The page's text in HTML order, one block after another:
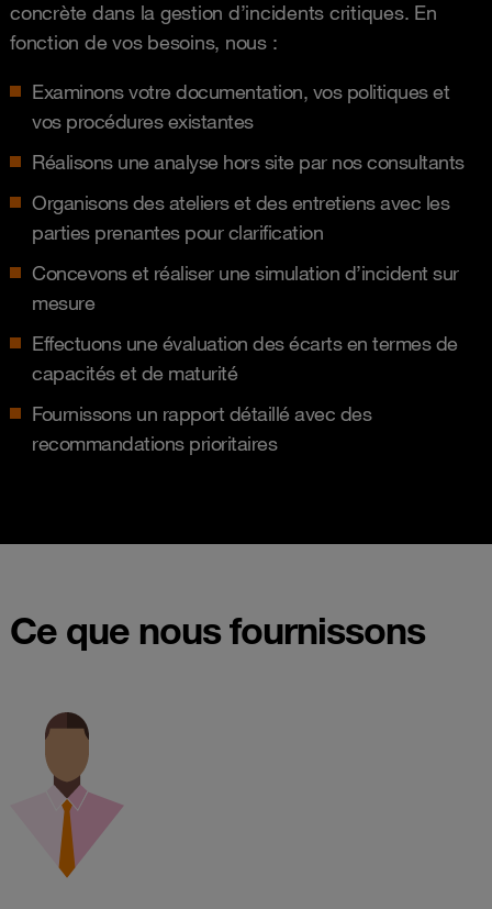
concrète dans la gestion d’incidents critiques. En
fonction de vos besoins, nous :
Examinons votre documentation, vos politiques et
vos procédures existantes
Réalisons une analyse hors site par nos consultants
Organisons des ateliers et des entretiens avec les
parties prenantes pour clarification
Concevons et réaliser une simulation d’incident sur
mesure
Effectuons une évaluation des écarts en termes de
capacités et de maturité
Fournissons un rapport détaillé avec des
recommandations prioritaires
Ce que nous fournissons